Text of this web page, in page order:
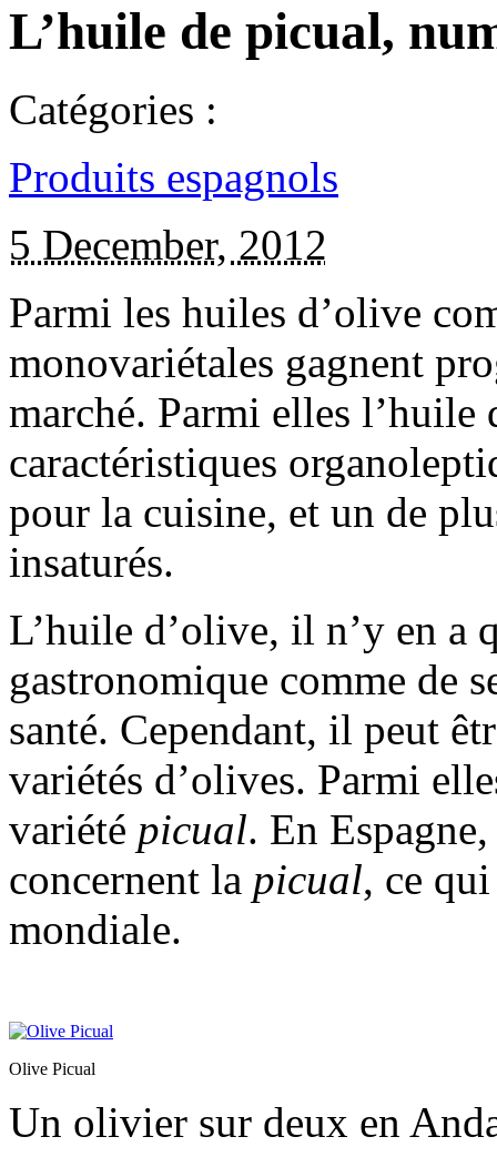
L’huile de picual,
Catégories :
Produits espagnols
5 December, 2012
Parmi les huiles d’olive
monovariétales gagnent
marché. Parmi elles
caractéristiques
pour la cuisine, et un de
insaturés.
L’huile d’olive, il n’y en a
gastronomique comme de
santé. Cependant, il peut
variétés d’olives. Parmi
variété picual. En
concernent la picual, ce
mondiale.
Olive Picual
Un olivier sur deux en